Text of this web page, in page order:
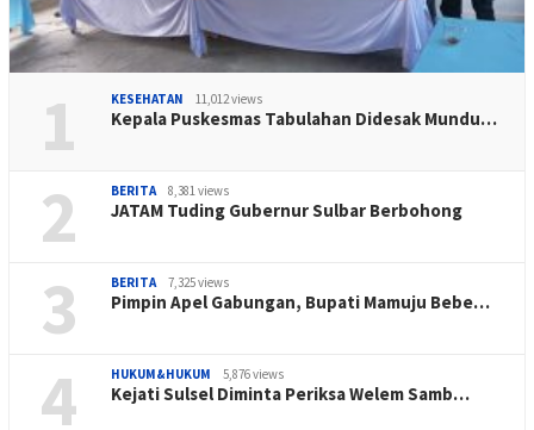
1 KESEHATAN 11,012 views
Kepala Puskesmas Tabulahan Didesak Mundu…
2 BERITA 8,381 views
JATAM Tuding Gubernur Sulbar Berbohong
3 BERITA 7,325 views
Pimpin Apel Gabungan, Bupati Mamuju Bebe…
4 HUKUM&HUKUM 5,876 views
Kejati Sulsel Diminta Periksa Welem Samb…